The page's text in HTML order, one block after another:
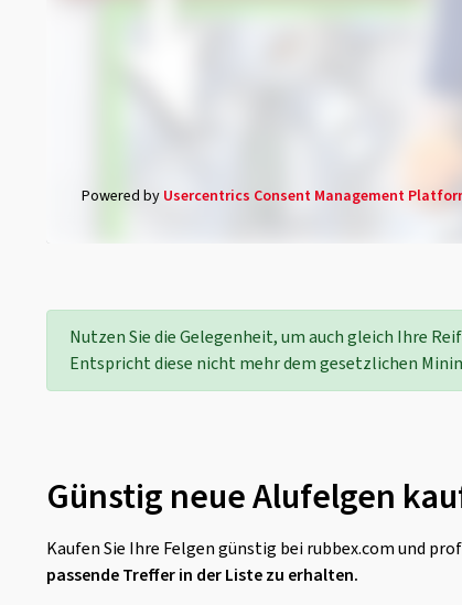
Powered by Usercentrics Consent Management
Nutzen Sie die Gelegenheit, um auch gleich Ihre
Entspricht diese nicht mehr dem gesetzlichen
Günstig neue Alufelgen
Kaufen Sie Ihre Felgen günstig bei rubbex.com und
passende Treffer in der Liste zu erhalten.